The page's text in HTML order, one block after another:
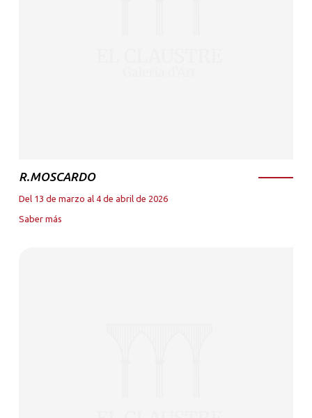
R.MOSCARDO
Del 13 de marzo al 4 de abril de 2026
Saber más